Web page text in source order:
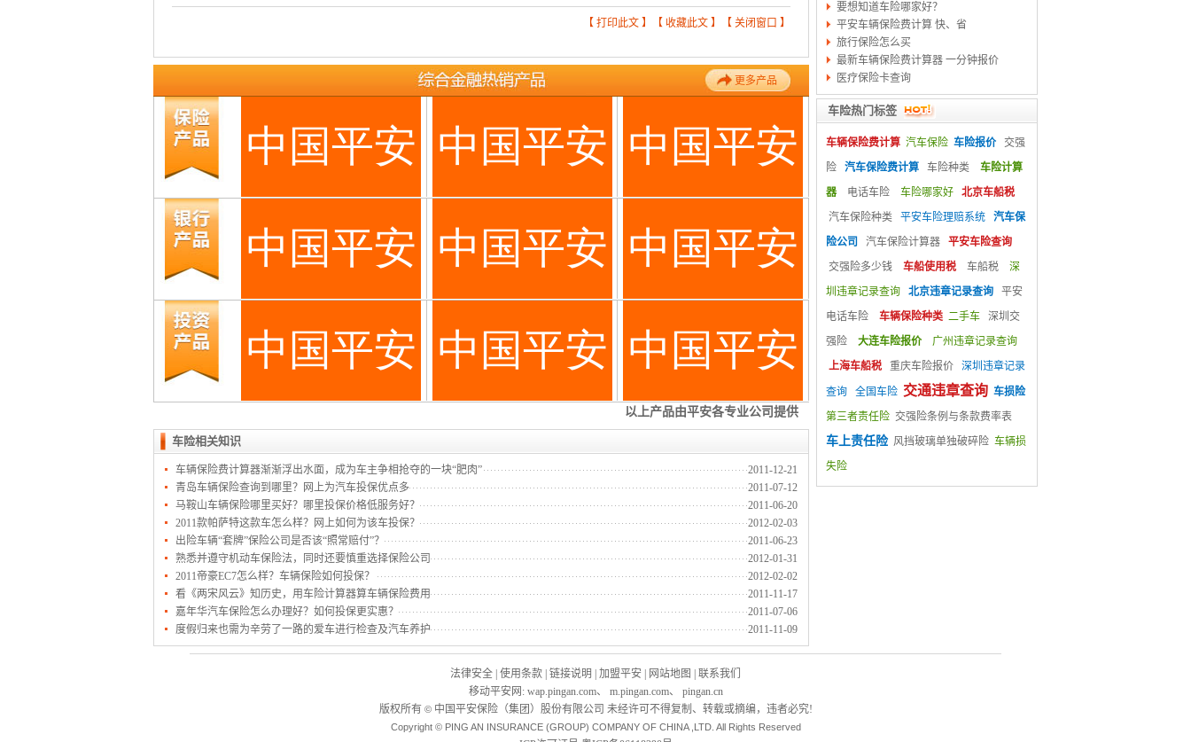
要想知道车险哪家好？
平安车辆保险费计算 快、省
旅行保险怎么买
最新车辆保险费计算器 一分钟报价
医疗保险卡查询
车险热门标签
车辆保险费计算 汽车保险 车险报价
交强
险
汽车保险费计算 车险种类
车险计算
器
电话车险 车险哪家好
北京车船税
汽车保险种类
平安车险理赔系统
汽车保
险公司
汽车保险计算器
平安车险查询
交强险多少钱
车船使用税 车船税
深
圳违章记录查询
北京违章记录查询
平安
电话车险
车辆保险种类 二手车
深圳交
强险
大连车险报价
广州违章记录查询
上海车船税
重庆车险报价 深圳违章记录
查询 全国车险 交通违章查询 车损险
第三者责任险 交强险条例与条款费率表
车上责任险 风挡玻璃单独破碎险 车辆损
失险
【 打印此文 】【 收藏此文 】【 关闭窗口 】
车险相关知识
车辆保险费计算器渐渐浮出水面，成为车主争相抢夺的一块“肥肉”
2011-12-21
青岛车辆保险查询到哪里？网上为汽车投保优点多
2011-07-12
马鞍山车辆保险哪里买好？哪里投保价格低服务好？
2011-06-20
2011款帕萨特这款车怎么样？网上如何为该车投保？
2012-02-03
出险车辆“套牌”保险公司是否该“照常赔付”？
2011-06-23
熟悉并遵守机动车保险法，同时还要慎重选择保险公司
2012-01-31
2011帝豪EC7怎么样？车辆保险如何投保？
2012-02-02
看《两宋风云》知历史，用车险计算器算车辆保险费用
2011-11-17
嘉年华汽车保险怎么办理好？如何投保更实惠？
2011-07-06
度假归来也需为辛劳了一路的爱车进行检查及汽车养护
2011-11-09
法律安全 使用条款 链接说明 加盟平安 网站地图
联系我们
移动平安网 : wap.pingan.com、 m.pingan.com、 pingan.cn
版权所有 ©中国平安保险（集团）股份有限公司 未经许可不得复制、转载或摘编，违者必究!
Copyright © PING AN INSURANCE (GROUP) COMPANY OF CHINA ,LTD. All Rights Reserved